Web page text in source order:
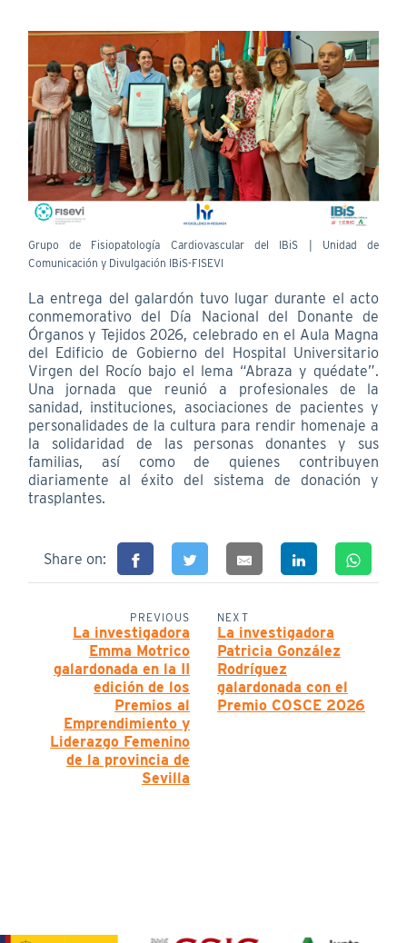
Grupo de Fisiopatología Cardiovascular del IBiS | Unidad de
Comunicación y Divulgación IBiS-FISEVI
La entrega del galardón tuvo lugar durante el acto
conmemorativo del Día Nacional del Donante de
Órganos y Tejidos 2026, celebrado en el Aula Magna
del Edificio de Gobierno del Hospital Universitario
Virgen del Rocío bajo el lema “Abraza y quédate”.
Una jornada que reunió a profesionales de la
sanidad, instituciones, asociaciones de pacientes y
personalidades de la cultura para rendir homenaje a
la solidaridad de las personas donantes y sus
familias, así como de quienes contribuyen
diariamente al éxito del sistema de donación y
trasplantes.
Share on:
PREVIOUS
La investigadora
Emma Motrico
galardonada en la II
edición de los
Premios al
Emprendimiento y
Liderazgo Femenino
de la provincia de
Sevilla
NEXT
La investigadora
Patricia González
Rodríguez
galardonada con el
Premio COSCE 2026